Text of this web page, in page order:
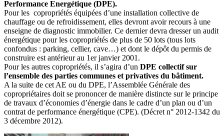
Performance Energétique (DPE).
Pour les copropriétés équipées d’une installation collective de
chauffage ou de refroidissement, elles devront avoir recours à une
enseigne de diagnostic immobilier. Ce dernier devra dresser un audit
énergétique pour les copropriétés de plus de 50 lots (tous lots
confondus : parking, cellier, cave…) et dont le dépôt du permis de
construire est antérieur au 1er janvier 2001.
Pour les autres copropriétés, il s’agira d’un DPE collectif sur
l’ensemble des parties communes et privatives du bâtiment.
A la suite de cet AE ou du DPE, l’Assemblée Générale des
copropriétaires doit se prononcer de manière distincte sur le principe
de travaux d’économies d’énergie dans le cadre d’un plan ou d’un
contrat de performance énergétique (CPE). (Décret n° 2012-1342 du
3 décembre 2012).